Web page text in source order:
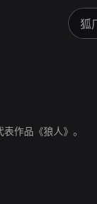
作品《狼人》。